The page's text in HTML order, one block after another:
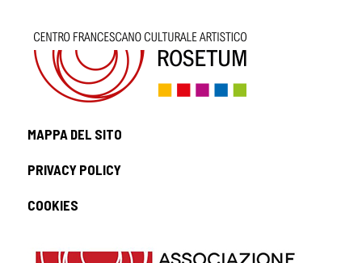
MAPPA DEL SITO
PRIVACY POLICY
COOKIES